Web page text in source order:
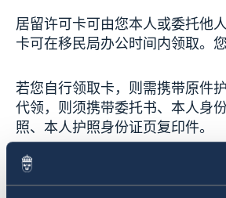
居留许可卡可由您本人或委托他
卡可在移民局办公时间内领取。您
若您自行领取卡，则需携带原件
代领，则须携带委托书、本人身
照、本人护照身份证页复印件。
18 岁以下儿童